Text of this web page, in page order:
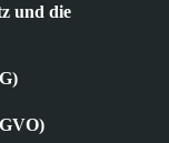
und die